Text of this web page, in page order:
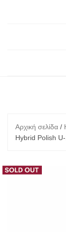
Αρχική σελίδα /
Hybrid Polish